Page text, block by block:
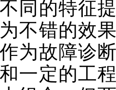
同的特征
不错的效
为故障诊
一定的工